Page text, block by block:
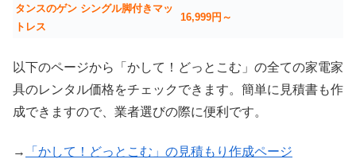
タンスのゲン シングル脚付きマッ
トレス
16,999円～
以下のページから「かして！どっとこむ」の全ての家電家
具のレンタル価格をチェックできます。簡単に見積書も作
成できますので、業者選びの際に便利です。
→ 「かして！どっとこむ」の見積もり作成ページ